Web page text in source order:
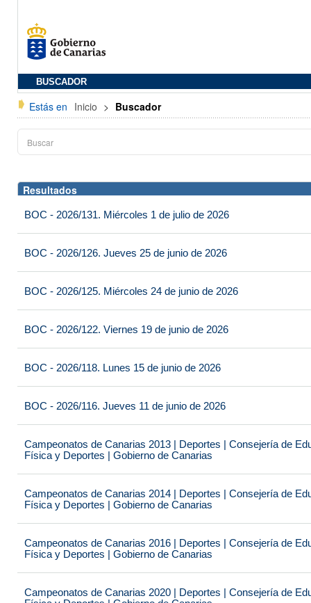
BUSCADOR
Estás en Inicio > Buscador
Resultados
BOC - 2026/131. Miércoles 1 de julio de 2026
BOC - 2026/126. Jueves 25 de junio de 2026
BOC - 2026/125. Miércoles 24 de junio de 2026
BOC - 2026/122. Viernes 19 de junio de 2026
BOC - 2026/118. Lunes 15 de junio de 2026
BOC - 2026/116. Jueves 11 de junio de 2026
Campeonatos de Canarias 2013 | Deportes | Consejería de
Física y Deportes | Gobierno de Canarias
Campeonatos de Canarias 2014 | Deportes | Consejería de
Física y Deportes | Gobierno de Canarias
Campeonatos de Canarias 2016 | Deportes | Consejería de
Física y Deportes | Gobierno de Canarias
Campeonatos de Canarias 2020 | Deportes | Consejería de